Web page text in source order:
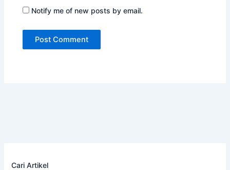
Notify me of new posts by email.
Cari Artikel